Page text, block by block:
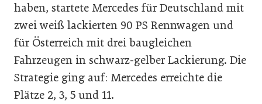
haben, startete Mercedes für Deutschland mit
zwei weiß lackierten 90 PS Rennwagen und
für Österreich mit drei baugleichen
Fahrzeugen in schwarz-gelber Lackierung. Die
Strategie ging auf: Mercedes erreichte die
Plätze 2, 3, 5 und 11.